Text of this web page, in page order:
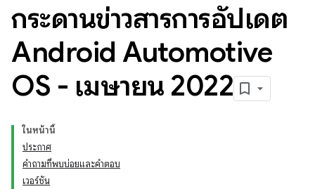
กระดานข่าวสารการอัปเดต
Android Automotive
OS - เมษายน 2022
ในหน้านี้
ประกาศ
คำถามที่พบบ่อยและคำตอบ
เวอร์ชัน